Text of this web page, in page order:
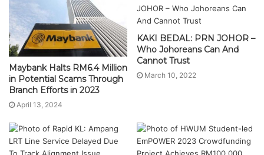
Maybank Halts RM6.4 Million
in Potential Scams Through
Branch Efforts in 2023
April 13, 2024
KAKI BEDAL: PRN JOHOR –
Who Johoreans Can And
Cannot Trust
March 10, 2022